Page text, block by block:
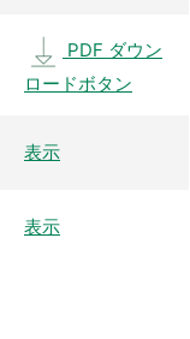
PDF ダウン
ロードボタン
表示
表示